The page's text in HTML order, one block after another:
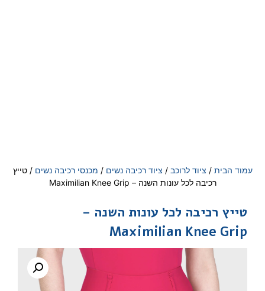
עמוד הבית / ציוד לרוכב / ציוד רכיבה נשים / מכנסי רכיבה נשים / טייץ
רכיבה לכל עונות השנה – Maximilian Knee Grip
טייץ רכיבה לכל עונות השנה –
Maximilian Knee Grip